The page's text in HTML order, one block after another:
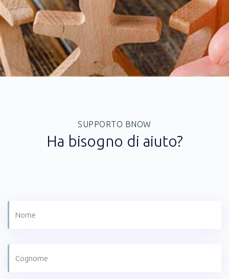
SUPPORTO BNOW
Ha bisogno di aiuto?